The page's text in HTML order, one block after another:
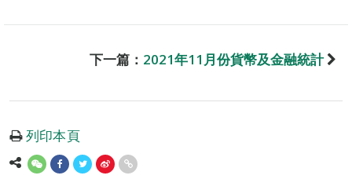
下一篇： 2021年11月份貨幣及金融統計
列印本頁